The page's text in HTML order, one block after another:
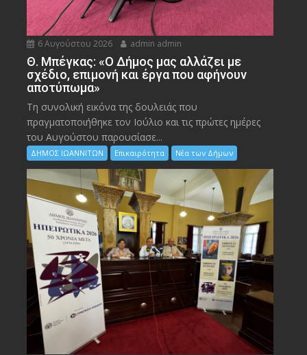
6 Αυγούστου 2026 admin admin
Θ. Μπέγκας: «Ο Δήμος μας αλλάζει με
σχέδιο, επιμονή και έργα που αφήνουν
αποτύπωμα»
Τη συνολική εικόνα της δουλειάς που
πραγματοποιήθηκε τον Ιούλιο και τις πρώτες ημέρες
του Αυγούστου παρουσίασε...
ΔΗΜΟΣ ΙΩΑΝΝΙΤΩΝ Επικαιρότητα Νέα των Δήμων